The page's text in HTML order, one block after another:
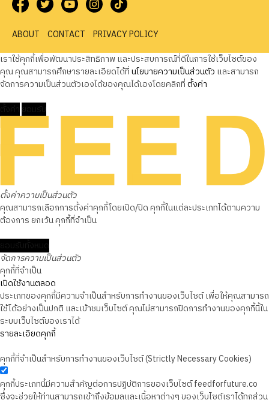
ABOUT CONTACT
PRIVACY POLICY
เราใช้คุกกี้เพื่อพัฒนาประสิทธิภาพ และประสบการณ์ที่ดีในการใช้เว็บไซต์ของ
คุณ คุณสามารถศึกษารายละเอียดได้ที่นโยบายความเป็นส่วนตัว และสามารถ
จัดการความเป็นส่วนตัวเองได้ของคุณได้เองโดยคลิกที่ตั้งค่า
ตั้งค่าความเป็นส่วนตัว
คุณสามารถเลือกการตั้งค่าคุกกี้โดยเปิด/ปิด คุกกี้ในแต่ละประเภทได้ตามความ
ต้องการ ยกเว้น คุกกี้ที่จำเป็น
จัดการความเป็นส่วนตัว
คุกกี้ที่จำเป็น
เปิดใช้งานตลอด
ประเภทของคุกกี้มีความจำเป็นสำหรับการทำงานของเว็บไซต์ เพื่อให้คุณสามารถ
ใช้ได้อย่างเป็นปกติ และเข้าชมเว็บไซต์ คุณไม่สามารถปิดการทำงานของคุกกี้นี้ใน
ระบบเว็บไซต์ของเราได้
รายละเอียดคุกกี้
คุกกี้ที่จำเป็นสำหรับการทำงานของเว็บไซต์ (Strictly Necessary Cookies)
คุกกี้ประเภทนี้มีความสำคัญต่อการปฏิบัติการของเว็บไซต์ feedforfuture.co
ซึ่งจะช่วยให้ท่านสามารถเข้าถึงข้อมูลและเนื้อหาต่างๆ ของเว็บไซต์เราได้ทุกส่วน